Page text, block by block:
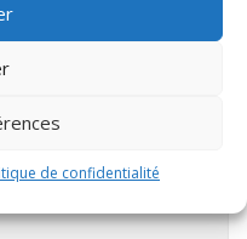
de confidentialité